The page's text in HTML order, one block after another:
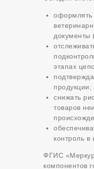
оформлять
документы
этапах
продукции;
снижать
товаров
контроль
ФГИС
компонентов